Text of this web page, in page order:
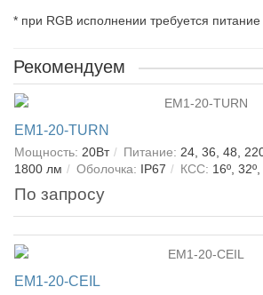
* при RGB исполнении требуется
Рекомендуем
EM1-20-TURN
Мощность: 20Вт Питание: 24, 36, 48,
1800 лм
Оболочка: IP67 КСС: 16º,
По запросу
EM1-20-CEIL